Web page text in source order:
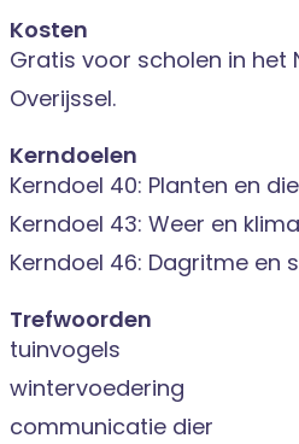
Kosten
Gratis voor scholen in het
Overijssel.
Kerndoelen
Kerndoel 40: Planten en
Kerndoel 43: Weer en
Kerndoel 46: Dagritme en
Trefwoorden
tuinvogels
wintervoedering
communicatie dier